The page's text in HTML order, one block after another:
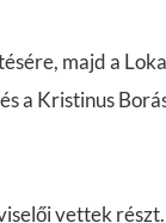
majd a
a Kristinus
vettek részt.